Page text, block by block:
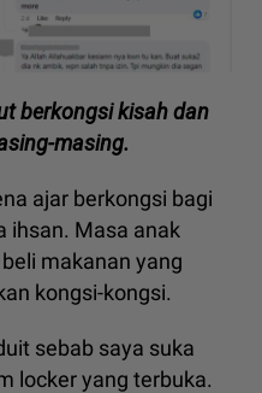
berkongsi kisah dan
masing.
ajar berkongsi bagi
ihsan. Masa anak
makanan yang
kongsi-kongsi.
sebab saya suka
locker yang terbuka.